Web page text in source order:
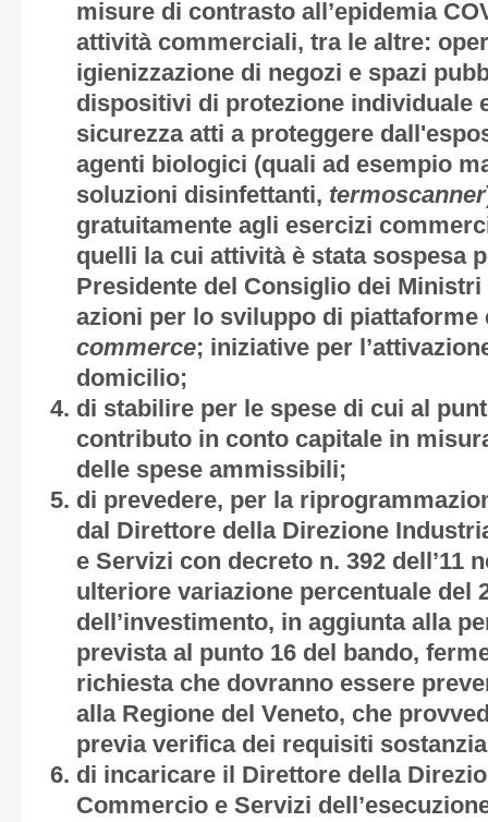
misure di contrasto all’epidemia
attività commerciali, tra le altre:
igienizzazione di negozi e spazi
dispositivi di protezione individuale
sicurezza atti a proteggere
agenti biologici (quali ad esempio
soluzioni disinfettanti, termoscanner
gratuitamente agli esercizi
quelli la cui attività è stata sospesa
Presidente del Consiglio dei Ministri
azioni per lo sviluppo di
commerce; iniziative per
domicilio;
di stabilire per le spese di cui al
contributo in conto capitale in
delle spese ammissibili;
di prevedere, per la
dal Direttore della Direzione
e Servizi con decreto n. 392 dell’11
ulteriore variazione percentuale del
dell’investimento, in aggiunta alla
prevista al punto 16 del bando,
richiesta che dovranno essere
alla Regione del Veneto, che
previa verifica dei requisiti
di incaricare il Direttore della
Commercio e Servizi